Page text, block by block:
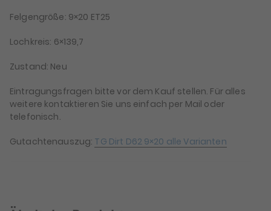
Felgengröße: 9×20 ET25
Lochkreis: 6×139,7
Zustand: Neu
Eintragungsfragen bitte vor dem Kauf stellen. Für alles
weitere kontaktieren Sie uns einfach per Mail oder
telefonisch.
Gutachtenauszug: TG Dirt D62 9×20 alle Varianten